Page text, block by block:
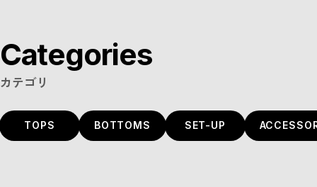
Categories
カテゴリ
TOPS BOTTOMS SET-UP